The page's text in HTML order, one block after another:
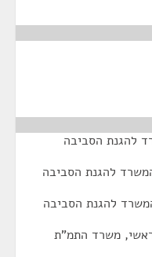
להגנת הסביבה
להגנת הסביבה
להגנת הסביבה
משרד התמ"ת